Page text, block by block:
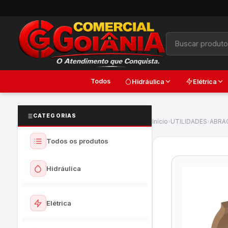
Todos Hidráulica Elétrica
CATEGORIAS
Todos os produtos
Hidráulica
Ver todos
Elétrica
Início›UTILIDADES›